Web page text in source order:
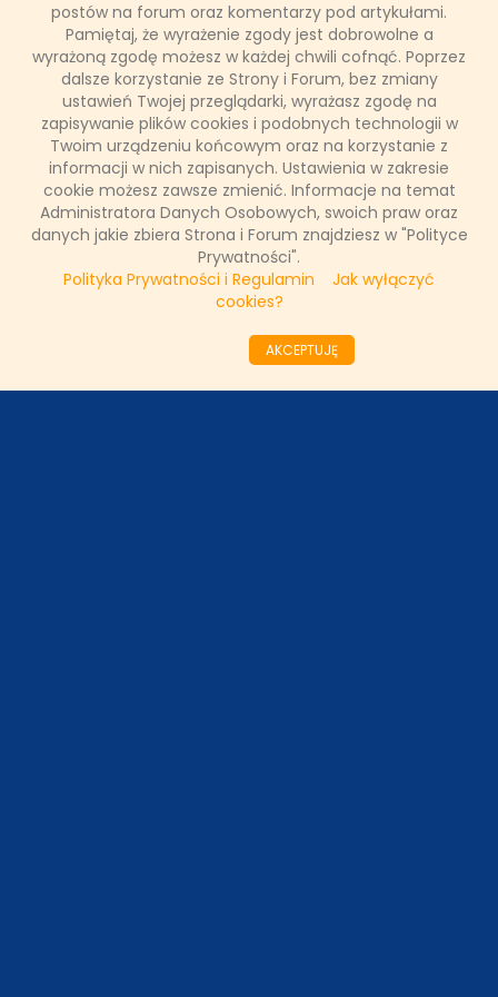
postów na forum oraz komentarzy pod artykułami.
Pamiętaj, że wyrażenie zgody jest dobrowolne a
wyrażoną zgodę możesz w każdej chwili cofnąć. Poprzez
dalsze korzystanie ze Strony i Forum, bez zmiany
ustawień Twojej przeglądarki, wyrażasz zgodę na
zapisywanie plików cookies i podobnych technologii w
Twoim urządzeniu końcowym oraz na korzystanie z
informacji w nich zapisanych. Ustawienia w zakresie
cookie możesz zawsze zmienić. Informacje na temat
Administratora Danych Osobowych, swoich praw oraz
danych jakie zbiera Strona i Forum znajdziesz w "Polityce
Prywatności".
Polityka Prywatności i Regulamin
Jak wyłączyć
cookies?
AKCEPTUJĘ
Serial przedstawia kulisy pracy agencji aktorskiej, której
klientami są największe gwiazdy filmu, teatru i telewizji. W
pierwszym odcinku wystąpi Magdalena Cielecka, w drugim
Danuta Stenka oraz Grażyna Szapołowska.
Łukasz Ropczyński
20 grudnia 2022, 11:51
(0 komentarzy)
CZYTAJ WIĘCEJ